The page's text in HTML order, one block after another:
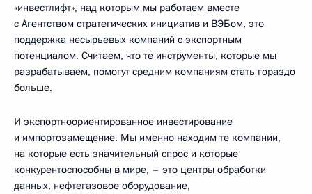
«инвестлифт», над которым мы работаем вместе
с Агентством стратегических инициатив и ВЭБом, это
поддержка несырьевых компаний с экспортным
потенциалом. Считаем, что те инструменты, которые мы
разрабатываем, помогут средним компаниям стать гораздо
больше.
И экспортноориентированное инвестирование
и импортозамещение. Мы именно находим те компании,
на которые есть значительный спрос и которые
конкурентоспособны в мире, – это центры обработки
данных, нефтегазовое оборудование,